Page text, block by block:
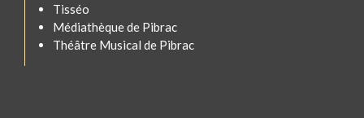
Tisséo
Médiathèque de Pibrac
Théâtre Musical de Pibrac